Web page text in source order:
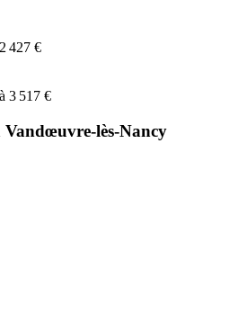
427 €
3 517 €
lès-Nancy